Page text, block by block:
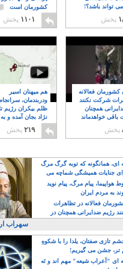
کشورمان است
۱۱۰۱ پخش
تواند باشد؟!
پخش
هم میهنان اسیر
ودربندمان،
ظلم بیکران رژیم
نژاد بجان آمده و به
۲۱۹ پخش
کشورمان فعالانه
شرکت نکنند
همچنان
باقی خواهدماند
پخش
ای، همانگونه که توبه گرگ مرگ
جنایات همیشگی شماچه می
هواپیما، پیام مرگ، پیام نوید
به مردم ایران
فعالانه در تظاهرات
رژیم ضدایرانی همچنان در
خواهدماند
سهراب
تازی صفتان، یلدا را با شکوهِ
تر، جشن می گیریم!
ای "اَعراب شیعه" مهم اند و نَه